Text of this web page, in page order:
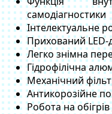
самодіагностики
Інтелектуальне
Прихований
Легко знімна
Гідрофілічна
Механічний
Антикорозійне
Робота на обігрів